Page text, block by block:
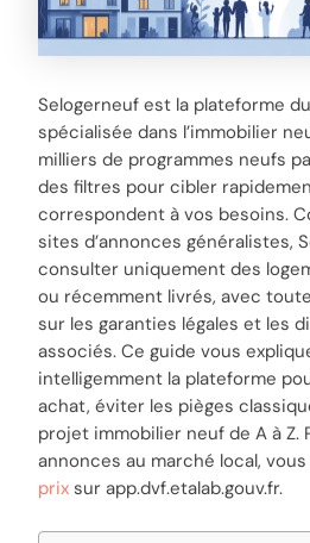
Selogerneuf est la plateforme
spécialisée dans l’immobilier
milliers de programmes neufs
des filtres pour cibler
correspondent à vos besoins.
sites d’annonces généralistes,
consulter uniquement des
ou récemment livrés, avec
sur les garanties légales et les
associés. Ce guide vous
intelligemment la plateforme
achat, éviter les pièges
projet immobilier neuf de A à Z.
annonces au marché local,
prix sur app.dvf.etalab.gouv.fr.